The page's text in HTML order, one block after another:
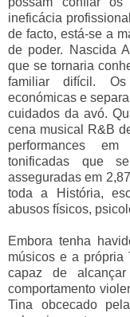
ineficácia
de facto, está-se a
de poder. Nascida
que se tornaria
familiar difícil.
económicas e
cuidados da avó.
cena musical R&B
performances
tonificadas que
asseguradas em
toda a História,
abusos físicos,
Embora tenha
músicos e a própria
capaz de
comportamento
Tina obcecado